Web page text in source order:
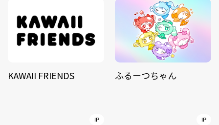
KAWAII FRIENDS ふるーつちゃん
IP IP